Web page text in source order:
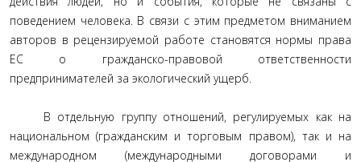
поведением человека. В связи с этим предметом вниманием
авторов в рецензируемой работе становятся нормы права
ЕС о гражданско-правовой ответственности
предпринимателей за экологический ущерб.
В отдельную группу отношений, регулируемых как на
национальном (гражданским и торговым правом), так и на
международном (международными договорами и